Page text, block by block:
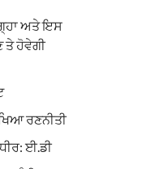
ਅਤੇ ਇਸ
ਤੇ ਹੋਵੇਗੀ
ਰਣਨੀਤੀ
ਈ.ਡੀ